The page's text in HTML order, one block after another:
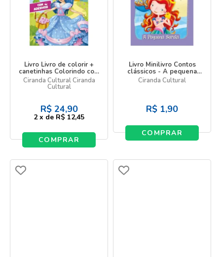
Livro Livro de colorir +
canetinhas Colorindo com
as princesas
Ciranda Cultural Ciranda
Cultural
R$ 24,90
2 x de R$ 12,45
COMPRAR
Livro Minilivro Contos
clássicos - A pequena
sereia
Ciranda Cultural
R$ 1,90
COMPRAR